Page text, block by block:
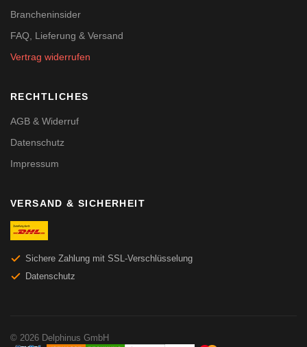
Brancheninsider
FAQ, Lieferung & Versand
Vertrag widerrufen
RECHTLICHES
AGB & Widerruf
Datenschutz
Impressum
VERSAND & SICHERHEIT
Sichere Zahlung mit SSL-Verschlüsselung
Datenschutz
© 2026 Delphinus GmbH